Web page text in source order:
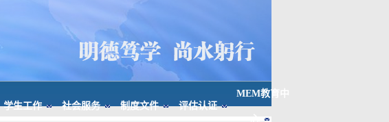
学生工作 社会服务 制度文件 评估认证
MEM教育中